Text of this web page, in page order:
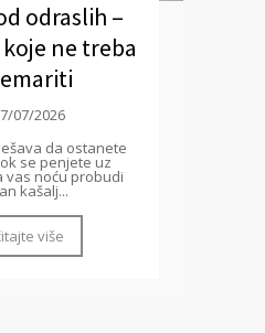
odraslih –
ne treba
07/2026
da ostanete
se penjete uz
vas noću probudi
kašalj...
više